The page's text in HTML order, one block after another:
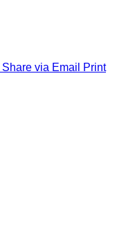
Share via Email Print